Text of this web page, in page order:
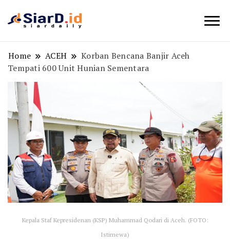
Home ACEH
Korban Bencana Banjir Aceh
Tempati 600 Unit Hunian Sementara
Kepala Staf Kepresidenan (KSP) Muhammad Qodari di Aceh. (FOTO:
Istimewa)